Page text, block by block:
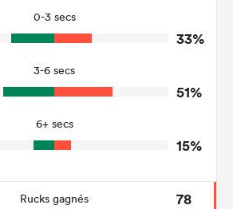
Tackles Missed
7
4
Tackle Offload Allowed
0-3 secs
33%
3-6 secs
51%
6+ secs
15%
Rucks gagnés 78